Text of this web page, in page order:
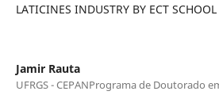
LATICINES INDUSTRY BY ECT SCHOOL
Jamir Rauta
UFRGS - CEPANPrograma de Doutorado